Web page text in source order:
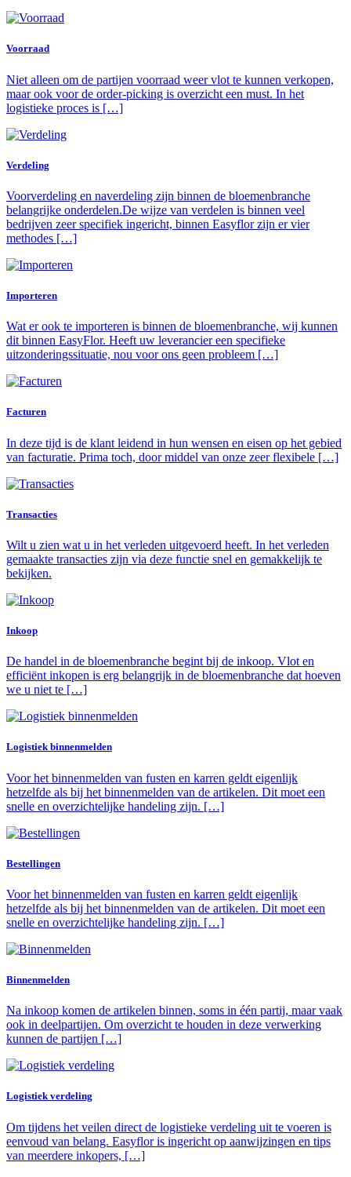
Voorraad
Niet alleen om de partijen voorraad weer vlot te kunnen verkopen,
maar ook voor de order-picking is overzicht een must. In het
logistieke proces is […]
Verdeling
Voorverdeling en naverdeling zijn binnen de bloemenbranche
belangrijke onderdelen.De wijze van verdelen is binnen veel
bedrijven zeer specifiek ingericht, binnen Easyflor zijn er vier
methodes […]
Importeren
Wat er ook te importeren is binnen de bloemenbranche, wij kunnen
dit binnen EasyFlor. Heeft uw leverancier een specifieke
uitzonderingssituatie, nou voor ons geen probleem […]
Facturen
In deze tijd is de klant leidend in hun wensen en eisen op het gebied
van facturatie. Prima toch, door middel van onze zeer flexibele […]
Transacties
Wilt u zien wat u in het verleden uitgevoerd heeft. In het verleden
gemaakte transacties zijn via deze functie snel en gemakkelijk te
bekijken.
Inkoop
De handel in de bloemenbranche begint bij de inkoop. Vlot en
efficiënt inkopen is erg belangrijk in de bloemenbranche dat hoeven
we u niet te […]
Logistiek binnenmelden
Voor het binnenmelden van fusten en karren geldt eigenlijk
hetzelfde als bij het binnenmelden van de artikelen. Dit moet een
snelle en overzichtelijke handeling zijn. […]
Bestellingen
Voor het binnenmelden van fusten en karren geldt eigenlijk
hetzelfde als bij het binnenmelden van de artikelen. Dit moet een
snelle en overzichtelijke handeling zijn. […]
Binnenmelden
Na inkoop komen de artikelen binnen, soms in één partij, maar vaak
ook in deelpartijen. Om overzicht te houden in deze verwerking
kunnen de partijen […]
Logistiek verdeling
Om tijdens het veilen direct de logistieke verdeling uit te voeren is
eenvoud van belang. Easyflor is ingericht op aanwijzingen en tips
van meerdere inkopers, […]